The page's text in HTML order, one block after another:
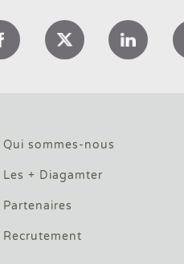
Qui sommes-nous
Les + Diagamter
Partenaires
Recrutement